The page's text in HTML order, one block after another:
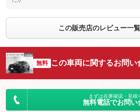
この販売店のレビュー一
無料 この車両に関するお問い
まずは在庫確認・見積
無料電話でお問い